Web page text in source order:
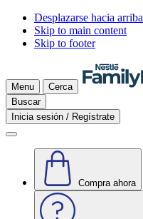
Desplazarse hacia arriba
Skip to main content
Skip to footer
Menu
Cerca
Buscar
Inicia sesión / Regístrate
Compra ahora